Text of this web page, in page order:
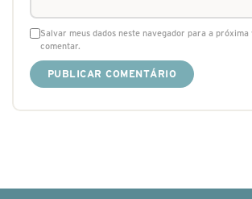
Salvar meus dados neste navegador para a próxima
comentar.